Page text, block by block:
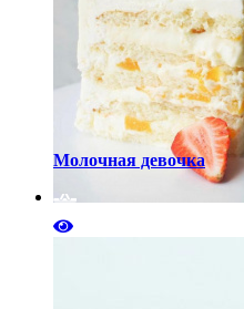
Молочная девочка